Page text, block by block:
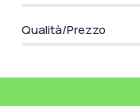
Qualità/Prezzo